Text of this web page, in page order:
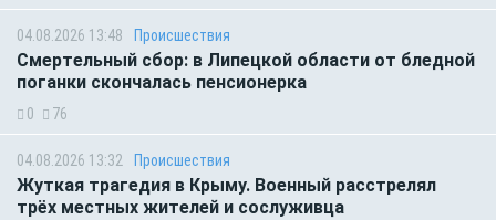
04.08.2026 13:48 Происшествия
Смертельный сбор: в Липецкой области от бледной
поганки скончалась пенсионерка
0 76
04.08.2026 13:32 Происшествия
Жуткая трагедия в Крыму. Военный расстрелял
трёх местных жителей и сослуживца